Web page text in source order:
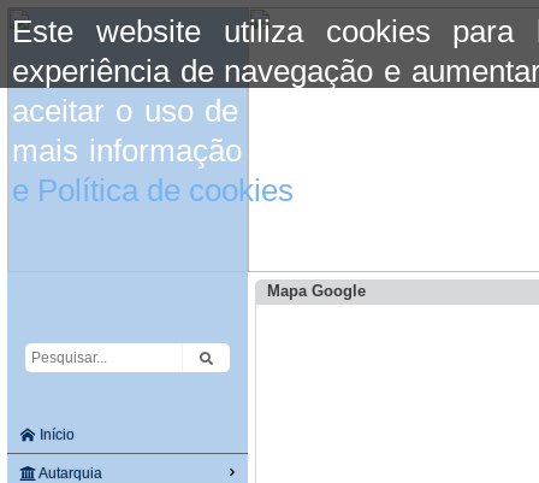
Este website utiliza cookies para
experiência de navegação e
aceitar o uso de cookies basta
mais informação consulte a
e Política de cookies
Início
Autarquia
Mapa Google